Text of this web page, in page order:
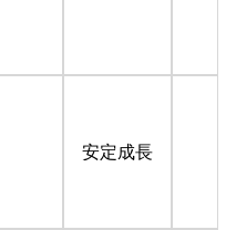
安定成長